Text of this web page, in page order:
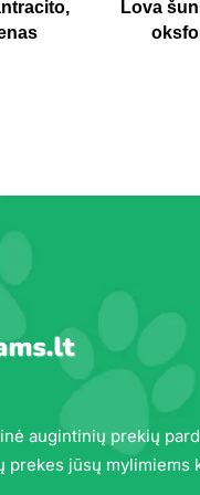
Lova
augintinių prekių
prekes jūsų mylimiems